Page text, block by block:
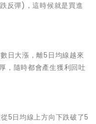
反彈)，這時候就是買進
日大漲，離5日均線越來
，隨時都會產生獲利回吐
5日均線上方向下跌破了5